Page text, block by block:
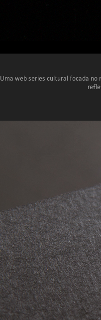
Uma web series cultural focada no